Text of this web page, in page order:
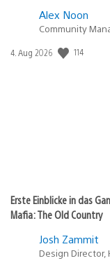
Alex Noon
Community
Veröffentlichungsdatum:
4. Aug 2026 114
Erste Einblicke in das
Mafia: The Old Country
Josh Zammit
Design Director,